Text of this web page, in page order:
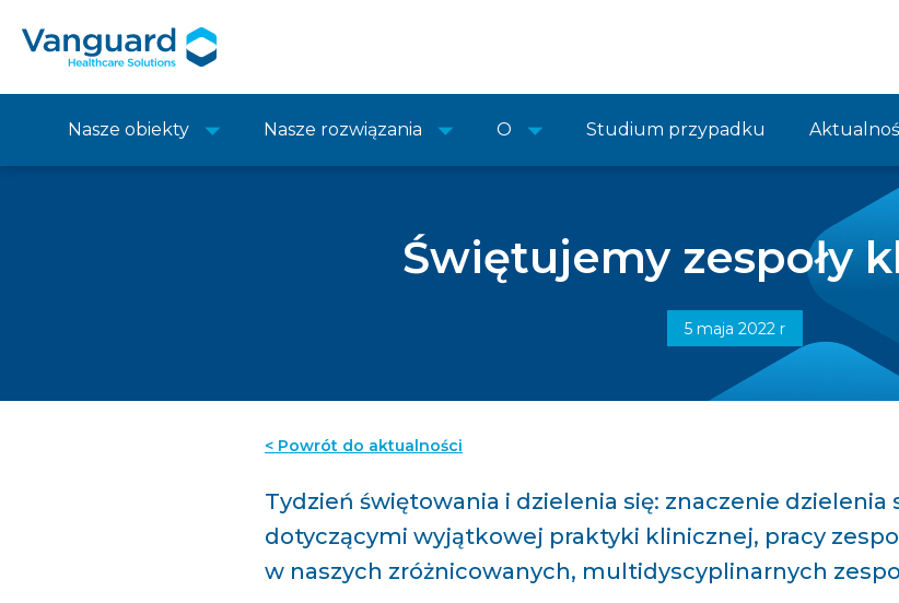
Nasze obiekty Nasze rozwiązania O Studium przypadku
Świętujemy zespoły
5 maja 2022 r
< Powrót do aktualności
Tydzień świętowania i dzielenia się: znaczenie dzielenia
dotyczącymi wyjątkowej praktyki klinicznej, pracy
w naszych zróżnicowanych, multidyscyplinarnych